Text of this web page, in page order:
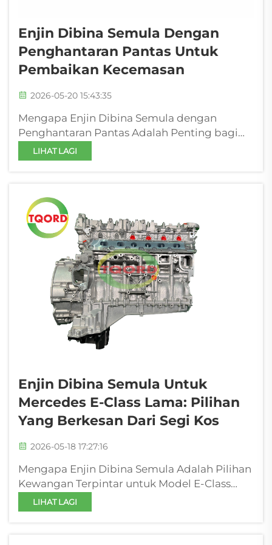
Enjin Dibina Semula Dengan
Penghantaran Pantas Untuk
Pembaikan Kecemasan
2026-05-20 15:43:35
Mengapa Enjin Dibina Semula dengan
Penghantaran Pantas Adalah Penting bagi
Pembaikan Kecemasan Kos Kelambatan
dalam Operasi Armada dan Penjanaan Kuasa
penghantaran hujung-mil, pembinaan, ...
LIHAT LAGI
Enjin Dibina Semula Untuk
Mercedes E-Class Lama: Pilihan
Yang Berkesan Dari Segi Kos
2026-05-18 17:27:16
Mengapa Enjin Dibina Semula Adalah Pilihan
Kewangan Terpintar untuk Model E-Class
Sebelum Tahun 2012 Titik Balik Kepemilikan:
Apabila Kos Pembaikan Melebihi Nilai Susut
LIHAT LAGI